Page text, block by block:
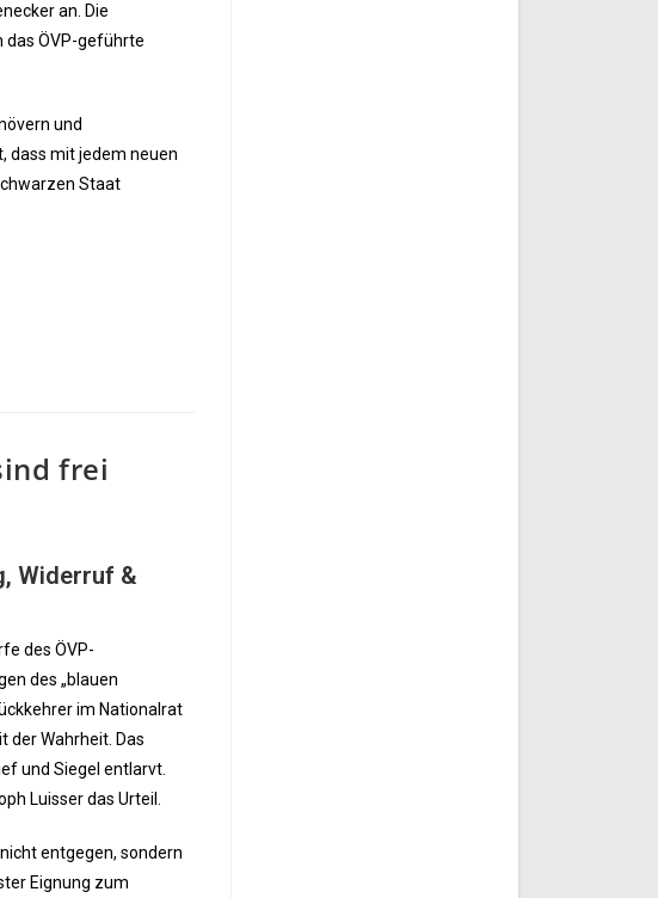
an. Die
das ÖVP-geführte
und
dass mit jedem neuen
Staat
frei
Widerruf &
des ÖVP-
des „blauen
im Nationalrat
der Wahrheit. Das
und Siegel entlarvt.
Luisser das Urteil.
entgegen, sondern
Eignung zum